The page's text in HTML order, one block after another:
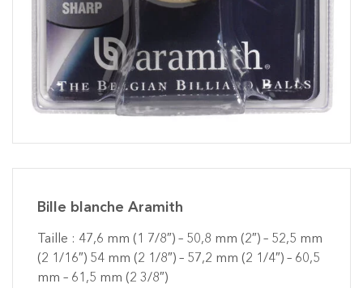
Bille blanche Aramith
Taille : 47,6 mm (1 7/8″) – 50,8 mm (2″) – 52,5 mm
(2 1/16″) 54 mm (2 1/8″) – 57,2 mm (2 1/4″) – 60,5
mm – 61,5 mm (2 3/8″)